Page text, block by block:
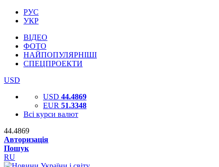
РУС
УКР
ВІДЕО
ФОТО
НАЙПОПУЛЯРНІШІ
СПЕЦПРОЕКТИ
USD
USD 44.4869
EUR 51.3348
Всі курси валют
44.4869
Авторизація
Пошук
RU